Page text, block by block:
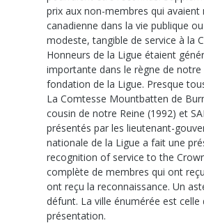
prix aux non-membres qui
canadienne dans la vie publique
modeste, tangible de service à la
Honneurs de la Ligue étaient
importante dans le règne de
fondation de la Ligue. Presque
La Comtesse Mountbatten de
cousin de notre Reine (1992) et
présentés par les lieutenant-
nationale de la Ligue a fait une
recognition of service to the
complète de membres qui ont
ont reçu la reconnaissance. Un
défunt. La ville énumérée est
présentation.